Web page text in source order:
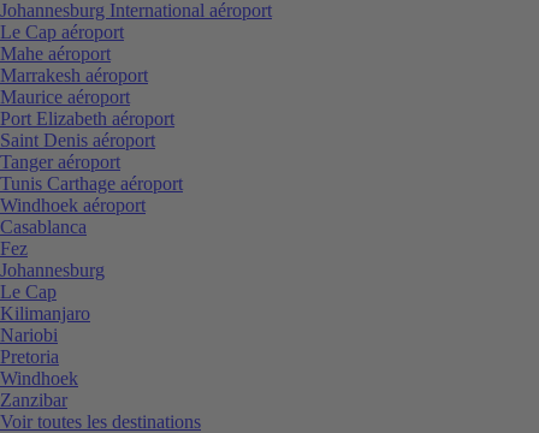
Johannesburg International aéroport
Le Cap aéroport
Mahe aéroport
Marrakesh aéroport
Maurice aéroport
Port Elizabeth aéroport
Saint Denis aéroport
Tanger aéroport
Tunis Carthage aéroport
Windhoek aéroport
Casablanca
Fez
Johannesburg
Le Cap
Kilimanjaro
Nariobi
Pretoria
Windhoek
Zanzibar
Voir toutes les destinations